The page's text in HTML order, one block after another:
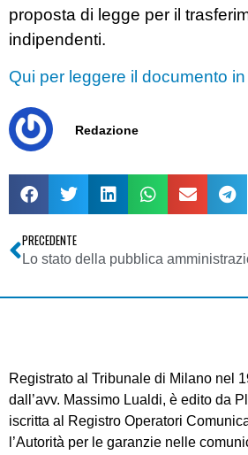
proposta di legge per il
indipendenti.
Qui per leggere il documento
Redazione
PRECEDENTE
Lo stato della pubblica
Registrato al Tribunale di Milano nel
dall’avv. Massimo Lualdi, è edito da
iscritta al Registro Operatori
l’Autorità per le garanzie nelle